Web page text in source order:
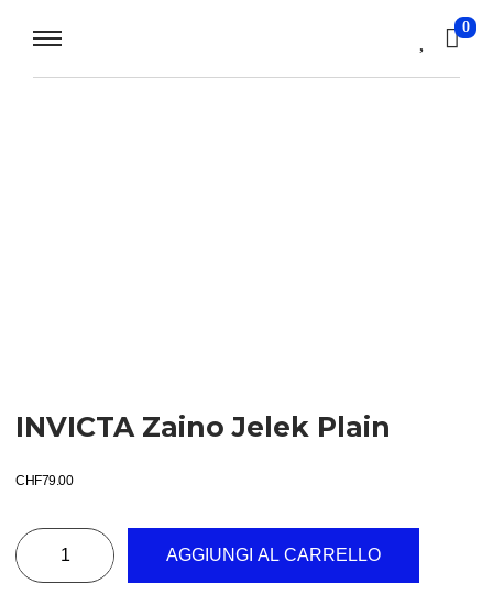
0
INVICTA Zaino Jelek Plain
CHF79.00
AGGIUNGI AL CARRELLO